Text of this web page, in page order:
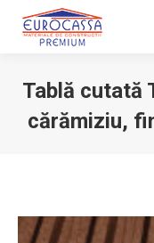
Tablă cutată
cărămiziu,